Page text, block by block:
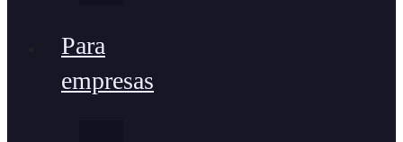
Para
empresas